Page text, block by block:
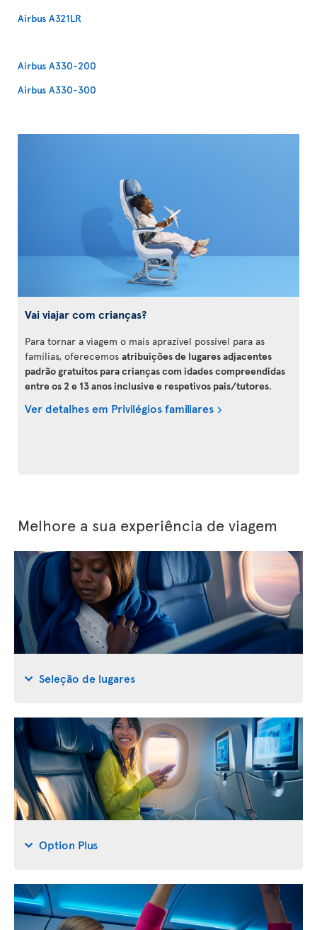
Airbus A321LR
Airbus A330-200
Airbus A330-300
Vai viajar com crianças?
Para tornar a viagem o mais aprazível possível para as
famílias, oferecemos atribuições de lugares adjacentes
padrão gratuitos para crianças com idades compreendidas
entre os 2 e 13 anos inclusive e respetivos pais/tutores.
Ver detalhes em Privilégios familiares
Melhore a sua experiência de viagem
Seleção de lugares
Option Plus